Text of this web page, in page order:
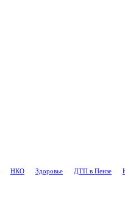
НКО Здоровье ДТП в Пензе